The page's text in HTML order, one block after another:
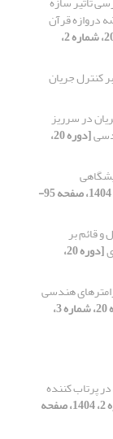
دروازه قرآن
[دوره 20، شماره 2،
کنترل جریان
در سرریز
[دوره 20،
[دوره 20، شماره 4، 1404، صفحه 95-
قائم بر
[دوره 20،
هندسی
[دوره 20، شماره 3،
پرتاب کننده
[دوره 20، شماره 2، 1404، صفحه